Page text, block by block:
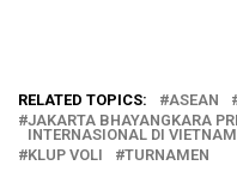
RELATED TOPICS: ASEAN
JAKARTA BHAYANGKARA
INTERNASIONAL DI VIETNAM
KLUP VOLI
TURNAMEN